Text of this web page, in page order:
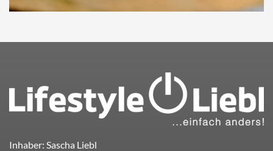
Inhaber: Sascha Liebl